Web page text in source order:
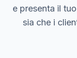
e presenta il
sia che i